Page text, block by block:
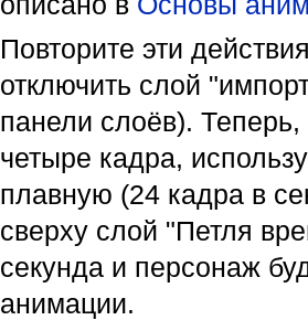
Повторите эти
отключить слой
панели слоёв).
четыре кадра,
плавную (24 кадра в
сверху слой "Петля
секунда и персонаж
анимации.